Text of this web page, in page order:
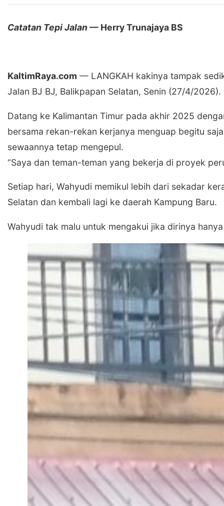
Catatan Tepi Jalan— Herry Trunajaya BS
KaltimRaya.com — ​LANGKAH kakinya tampak
Jalan BJ BJ, Balikpapan Selatan, Senin (27/4/
​Datang ke Kalimantan Timur pada akhir 2025
bersama rekan-rekan kerjanya menguap begitu
sewaannya tetap mengepul.
“Saya dan teman-teman yang bekerja di proyek
​​Setiap hari, Wahyudi memikul lebih dari sekadar
Selatan dan kembali lagi ke daerah Kampung Baru.
Wahyudi tak malu untuk mengakui jika dirinya